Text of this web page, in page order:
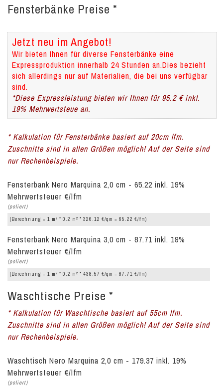
Fensterbänke Preise *
Jetzt neu im Angebot!
Wir bieten Ihnen für diverse Fensterbänke eine
Expressproduktion innerhalb 24 Stunden an.Dies bezieht
sich allerdings nur auf Materialien, die bei uns verfügbar
sind.
*Diese Expressleistung bieten wir Ihnen für 95.2 € inkl.
19% Mehrwertsteue an.
* Kalkulation für Fensterbänke basiert auf 20cm lfm.
Zuschnitte sind in allen Größen möglich! Auf der Seite sind
nur Rechenbeispiele.
Fensterbank Nero Marquina 2,0 cm - 65.22 inkl. 19%
Mehrwertsteuer €/lfm
(poliert)
(Berechnung = 1 m 2 * 0.2 m 2 * 326.12 €/qm = 65.22 €/lfm)
Fensterbank Nero Marquina 3,0 cm - 87.71 inkl. 19%
Mehrwertsteuer €/lfm
(poliert)
(Berechnung = 1 m 2 * 0.2 m 2 * 438.57 €/qm = 87.71 €/lfm)
Waschtische Preise *
* Kalkulation für Waschtische basiert auf 55cm lfm.
Zuschnitte sind in allen Größen möglich! Auf der Seite sind
nur Rechenbeispiele.
Waschtisch Nero Marquina 2,0 cm - 179.37 inkl. 19%
Mehrwertsteuer €/lfm
(poliert)